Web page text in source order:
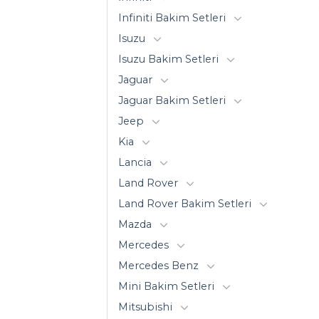
Infiniti Bakim Setleri
Isuzu
Isuzu Bakim Setleri
Jaguar
Jaguar Bakim Setleri
Jeep
Kia
Lancia
Land Rover
Land Rover Bakim Setleri
Mazda
Mercedes
Mercedes Benz
Mini Bakim Setleri
Mitsubishi